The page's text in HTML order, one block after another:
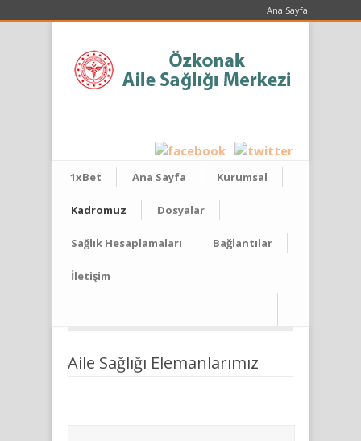
Ana Sayfa
1xBet Ana Sayfa Kurumsal
Kadromuz Dosyalar
Sağlık Hesaplamaları Bağlantılar
İletişim
Aile Sağlığı Elemanlarımız